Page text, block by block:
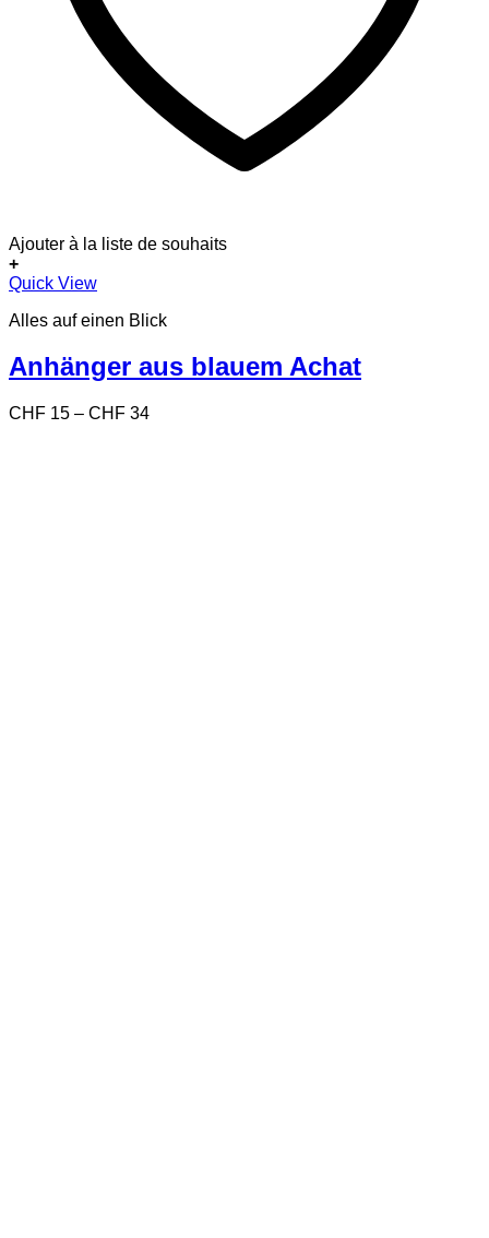
Ajouter à la liste de souhaits
+
Dieses
weist
Varianten
auf.
Optionen
Quick View
Alles auf einen Blick
Anhänger aus blauem Achat
CHF 15 – CHF 34Preisspanne: